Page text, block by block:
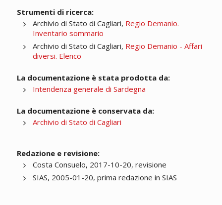
Strumenti di ricerca:
Archivio di Stato di Cagliari, Regio Demanio.
Inventario sommario
Archivio di Stato di Cagliari, Regio Demanio - Affari
diversi. Elenco
La documentazione è stata prodotta da:
Intendenza generale di Sardegna
La documentazione è conservata da:
Archivio di Stato di Cagliari
Redazione e revisione:
Costa Consuelo, 2017-10-20, revisione
SIAS, 2005-01-20, prima redazione in SIAS